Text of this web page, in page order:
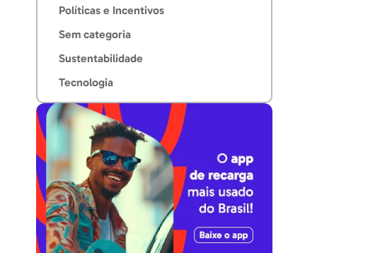
Políticas e Incentivos
Sem categoria
Sustentabilidade
Tecnologia